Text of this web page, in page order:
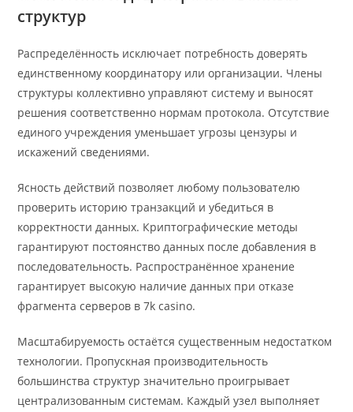
структур
Распределённость исключает потребность доверять
единственному координатору или организации. Члены
структуры коллективно управляют систему и выносят
решения соответственно нормам протокола. Отсутствие
единого учреждения уменьшает угрозы цензуры и
искажений сведениями.
Ясность действий позволяет любому пользователю
проверить историю транзакций и убедиться в
корректности данных. Криптографические методы
гарантируют постоянство данных после добавления в
последовательность. Распространённое хранение
гарантирует высокую наличие данных при отказе
фрагмента серверов в 7k casino.
Масштабируемость остаётся существенным недостатком
технологии. Пропускная производительность
большинства структур значительно проигрывает
централизованным системам. Каждый узел выполняет